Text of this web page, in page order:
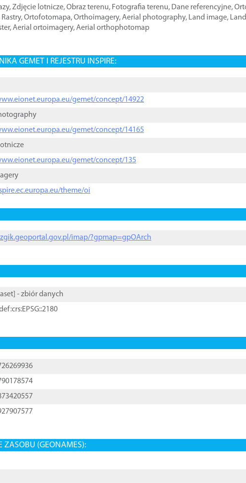
,Zdjęcie lotnicze,Obraz terenu, Fotografia terenu, Dane referencyjne,
Rastry,Ortofotomapa,Orthoimagery,Aerial photography, Land image,
,Aerial ortoimagery,Aerial orthophotomap
GEMET I REJESTRU INSPIRE:
gemet/concept/14922
gemet/concept/14165
gemet/concept/135
theme/oi
imap/?gpmap=gpOArch
] - zbiór danych
ZASOBU (GEONAMES):